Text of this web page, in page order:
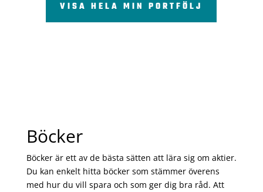
VISA HELA MIN PORTFÖLJ
Böcker
Böcker är ett av de bästa sätten att lära sig om aktier.
Du kan enkelt hitta böcker som stämmer överens
med hur du vill spara och som ger dig bra råd. Att